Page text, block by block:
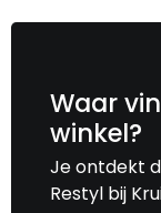
Waar
winkel?
Je ontdekt
Restyl bij